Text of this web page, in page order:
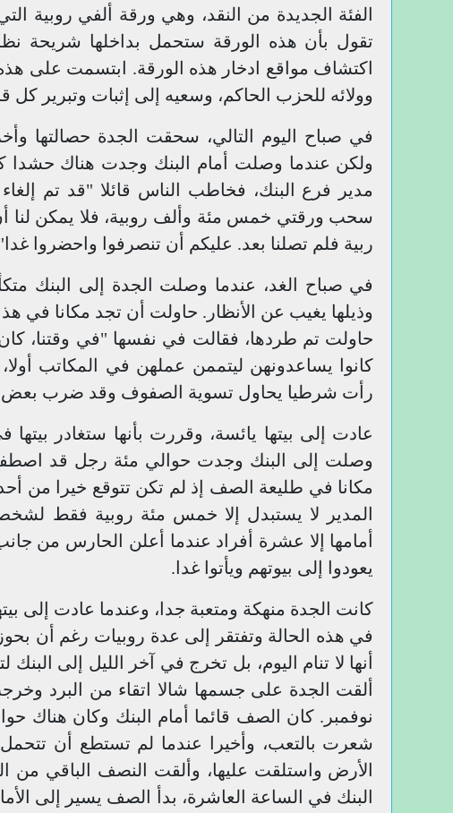
الفئة الجديدة من النقد، وهي ورقة ألفي روبية
تقول بأن هذه الورقة ستحمل بداخلها شريحة
اكتشاف مواقع ادخار هذه الورقة. ابتسمت على هذه
وولائه للحزب الحاكم، وسعيه إلى إثبات وتبرير
في صباح اليوم التالي، سحقت الجدة حصالتها
ولكن عندما وصلت أمام البنك وجدت هناك
سحب ورقتي خمس مئة وألف روبية، فلا يمكن لنا
ربية فلم تصلنا بعد. عليكم أن تنصرفوا واحضروا
في صباح الغد، عندما وصلت الجدة إلى البنك
وذيلها يغيب عن الأنظار. حاولت أن تجد مكانا في
حاولت تم طردها، فقالت في نفسها "في وقتنا،
كانوا يساعدونهن ليتممن عملهن في المكاتب
رأت شرطيا يحاول تسوية الصفوف وقد ضرب بعض
عادت إلى بيتها يائسة، وقررت بأنها ستغادر
وصلت إلى البنك وجدت حوالي مئة رجل قد
مكانا في طليعة الصف إذ لم تكن تتوقع خيرا من
المدير لا يستبدل إلا خمس مئة روبية فقط
أمامها إلا عشرة أفراد عندما أعلن الحارس من
يعودوا إلى بيوتهم ويأتوا غدا.
كانت الجدة منهكة ومتعبة جدا، وعندما عادت إلى
في هذه الحالة وتفتقر إلى عدة روبيات رغم أن
أنها لا تنام اليوم، بل تخرج في آخر الليل إلى
ألقت الجدة على جسمها شالا اتقاء من البرد
نوفمبر. كان الصف قائما أمام البنك وكان هناك
شعرت بالتعب، وأخيرا عندما لم تستطع أن
الأرض واستلقت عليها، وألقت النصف الباقي
البنك في الساعة العاشرة، بدأ الصف يسير إلى